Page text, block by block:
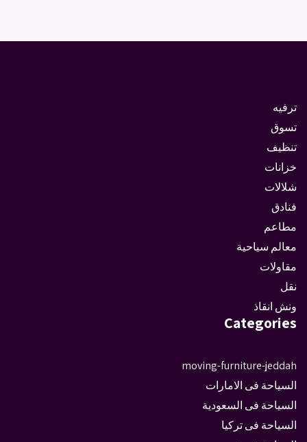
ترفيه
تسوق
تنظيف
خزانات
شلالات
فنادق
مطاعم
معالم سياحية
مقاولات
نقل
ونش انقاذ
Categories
moving-furniture-jeddah
السياحة فى الامارات
السياحة فى السعودية
السياحة فى تركيا